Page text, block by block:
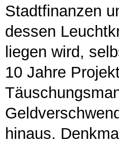
Stadtfinanzen
dessen
liegen wird,
10 Jahre
hinaus.